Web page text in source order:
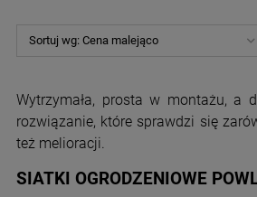
Sortuj wg: Cena malejąco
Wytrzymała, prosta w montażu, a
rozwiązanie, które sprawdzi się
też melioracji.
SIATKI OGRODZENIOWE